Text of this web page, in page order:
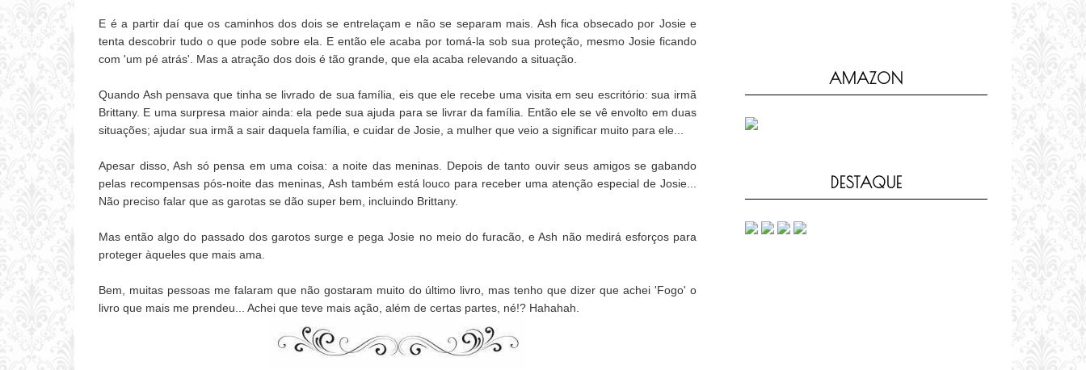
E é a partir daí que os caminhos dos dois se entrelaçam e não se separam mais. Ash fica obsecado por Josie e
tenta descobrir tudo o que pode sobre ela. E então ele acaba por tomá-la sob sua proteção, mesmo Josie ficando
com 'um pé atrás'. Mas a atração dos dois é tão grande, que ela acaba relevando a situação.
Quando Ash pensava que tinha se livrado de sua família, eis que ele recebe uma visita em seu escritório: sua irmã
Brittany. E uma surpresa maior ainda: ela pede sua ajuda para se livrar da família. Então ele se vê envolto em duas
situações; ajudar sua irmã a sair daquela família, e cuidar de Josie, a mulher que veio a significar muito para ele...
Apesar disso, Ash só pensa em uma coisa: a noite das meninas. Depois de tanto ouvir seus amigos se gabando
pelas recompensas pós-noite das meninas, Ash também está louco para receber uma atenção especial de Josie...
Não preciso falar que as garotas se dão super bem, incluindo Brittany.
Mas então algo do passado dos garotos surge e pega Josie no meio do furacão, e Ash não medirá esforços para
proteger àqueles que mais ama.
Bem, muitas pessoas me falaram que não gostaram muito do último livro, mas tenho que dizer que achei 'Fogo' o
livro que mais me prendeu... Achei que teve mais ação, além de certas partes, né!? Hahahah.
AMAZON
DESTAQUE